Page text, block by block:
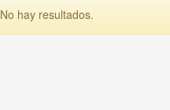
No hay resultados.